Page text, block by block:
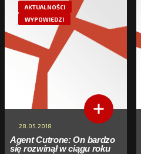
AKTUALNOŚCI
WYPOWIEDZI
28.05.2018
Agent Cutrone: On bardzo
się rozwinął w ciągu roku